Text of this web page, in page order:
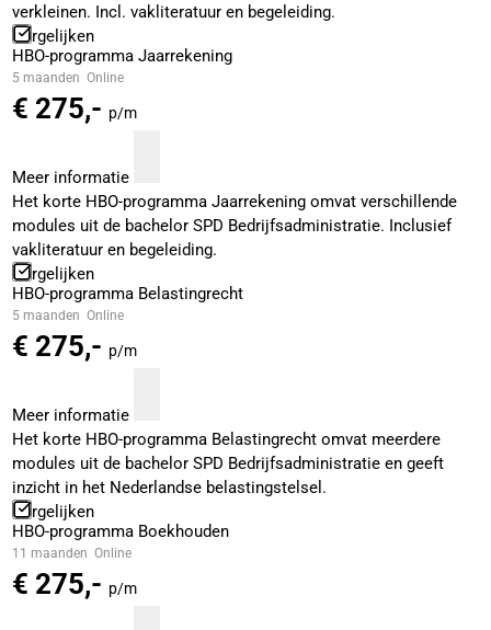
verkleinen. Incl. vakliteratuur en begeleiding.
Vergelijken
HBO-programma Jaarrekening
5 maanden Online
€ 275,- p/m
Meer informatie
Het korte HBO-programma Jaarrekening omvat verschillende
modules uit de bachelor SPD Bedrijfsadministratie. Inclusief
vakliteratuur en begeleiding.
Vergelijken
HBO-programma Belastingrecht
5 maanden Online
€ 275,- p/m
Meer informatie
Het korte HBO-programma Belastingrecht omvat meerdere
modules uit de bachelor SPD Bedrijfsadministratie en geeft
inzicht in het Nederlandse belastingstelsel.
Vergelijken
HBO-programma Boekhouden
11 maanden Online
€ 275,- p/m